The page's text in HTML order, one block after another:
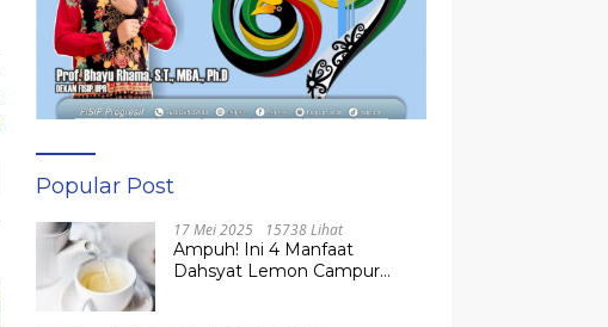
Popular Post
17 Mei 2025 15738 Lihat
Ampuh! Ini 4 Manfaat
Dahsyat Lemon Campur